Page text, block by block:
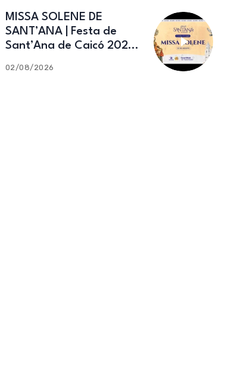
MISSA SOLENE DE
SANT’ANA | Festa de
Sant’Ana de Caicó 2026 |
02/08/2026